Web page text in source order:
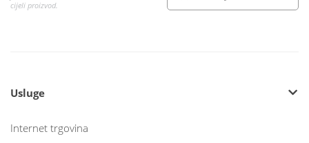
cijeli proizvod.
Usluge
Internet trgovina